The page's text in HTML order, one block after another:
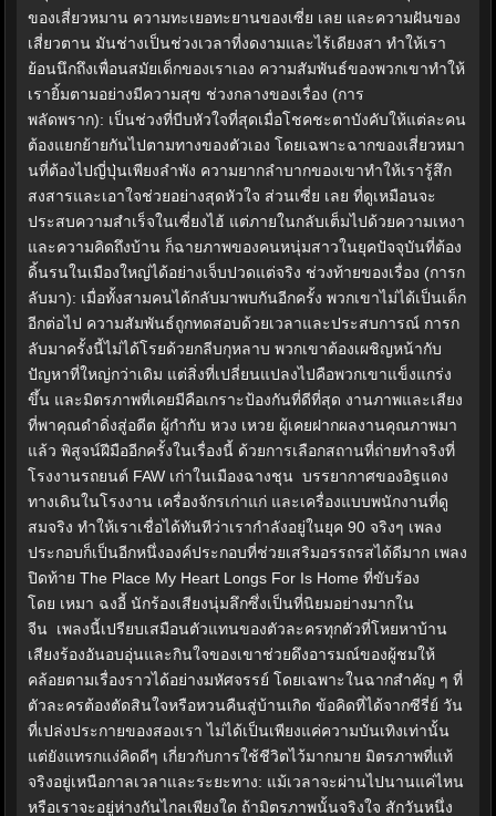
ของเสี่ยวหมาน ความทะเยอทะยานของเซี่ย เลย และความฝันของ
เสี่ยวตาน มันช่างเป็นช่วงเวลาที่งดงามและไร้เดียงสา ทำให้เรา
ย้อนนึกถึงเพื่อนสมัยเด็กของเราเอง ความสัมพันธ์ของพวกเขาทำให้
เรายิ้มตามอย่างมีความสุข ช่วงกลางของเรื่อง (การ
พลัดพราก): เป็นช่วงที่บีบหัวใจที่สุดเมื่อโชคชะตาบังคับให้แต่ละคน
ต้องแยกย้ายกันไปตามทางของตัวเอง โดยเฉพาะฉากของเสี่ยวหมา
นที่ต้องไปญี่ปุ่นเพียงลำพัง ความยากลำบากของเขาทำให้เรารู้สึก
สงสารและเอาใจช่วยอย่างสุดหัวใจ ส่วนเซี่ย เลย ที่ดูเหมือนจะ
ประสบความสำเร็จในเซี่ยงไฮ้ แต่ภายในกลับเต็มไปด้วยความเหงา
และความคิดถึงบ้าน ก็ฉายภาพของคนหนุ่มสาวในยุคปัจจุบันที่ต้อง
ดิ้นรนในเมืองใหญ่ได้อย่างเจ็บปวดแต่จริง ช่วงท้ายของเรื่อง (การก
ลับมา): เมื่อทั้งสามคนได้กลับมาพบกันอีกครั้ง พวกเขาไม่ได้เป็นเด็ก
อีกต่อไป ความสัมพันธ์ถูกทดสอบด้วยเวลาและประสบการณ์ การก
ลับมาครั้งนี้ไม่ได้โรยด้วยกลีบกุหลาบ พวกเขาต้องเผชิญหน้ากับ
ปัญหาที่ใหญ่กว่าเดิม แต่สิ่งที่เปลี่ยนแปลงไปคือพวกเขาแข็งแกร่ง
ขึ้น และมิตรภาพที่เคยมีคือเกราะป้องกันที่ดีที่สุด งานภาพและเสียง
ที่พาคุณดำดิ่งสู่อดีต ผู้กำกับ หวง เหวย ผู้เคยฝากผลงานคุณภาพมา
แล้ว พิสูจน์ฝีมืออีกครั้งในเรื่องนี้ ด้วยการเลือกสถานที่ถ่ายทำจริงที่
โรงงานรถยนต์ FAW เก่าในเมืองฉางชุน บรรยากาศของอิฐแดง
ทางเดินในโรงงาน เครื่องจักรเก่าแก่ และเครื่องแบบพนักงานที่ดู
สมจริง ทำให้เราเชื่อได้ทันทีว่าเรากำลังอยู่ในยุค 90 จริงๆ เพลง
ประกอบก็เป็นอีกหนึ่งองค์ประกอบที่ช่วยเสริมอรรถรสได้ดีมาก เพลง
ปิดท้าย The Place My Heart Longs For Is Home ที่ขับร้อง
โดย เหมา ฉงอี้ นักร้องเสียงนุ่มลึกซึ่งเป็นที่นิยมอย่างมากใน
จีน เพลงนี้เปรียบเสมือนตัวแทนของตัวละครทุกตัวที่โหยหาบ้าน
เสียงร้องอันอบอุ่นและกินใจของเขาช่วยดึงอารมณ์ของผู้ชมให้
คล้อยตามเรื่องราวได้อย่างมหัศจรรย์ โดยเฉพาะในฉากสำคัญ ๆ ที่
ตัวละครต้องตัดสินใจหรือหวนคืนสู่บ้านเกิด ข้อคิดที่ได้จากซีรี่ย์ วัน
ที่เปล่งประกายของสองเรา ไม่ได้เป็นเพียงแค่ความบันเทิงเท่านั้น
แต่ยังแทรกแง่คิดดีๆ เกี่ยวกับการใช้ชีวิตไว้มากมาย มิตรภาพที่แท้
จริงอยู่เหนือกาลเวลาและระยะทาง: แม้เวลาจะผ่านไปนานแค่ไหน
หรือเราจะอยู่ห่างกันไกลเพียงใด ถ้ามิตรภาพนั้นจริงใจ สักวันหนึ่ง